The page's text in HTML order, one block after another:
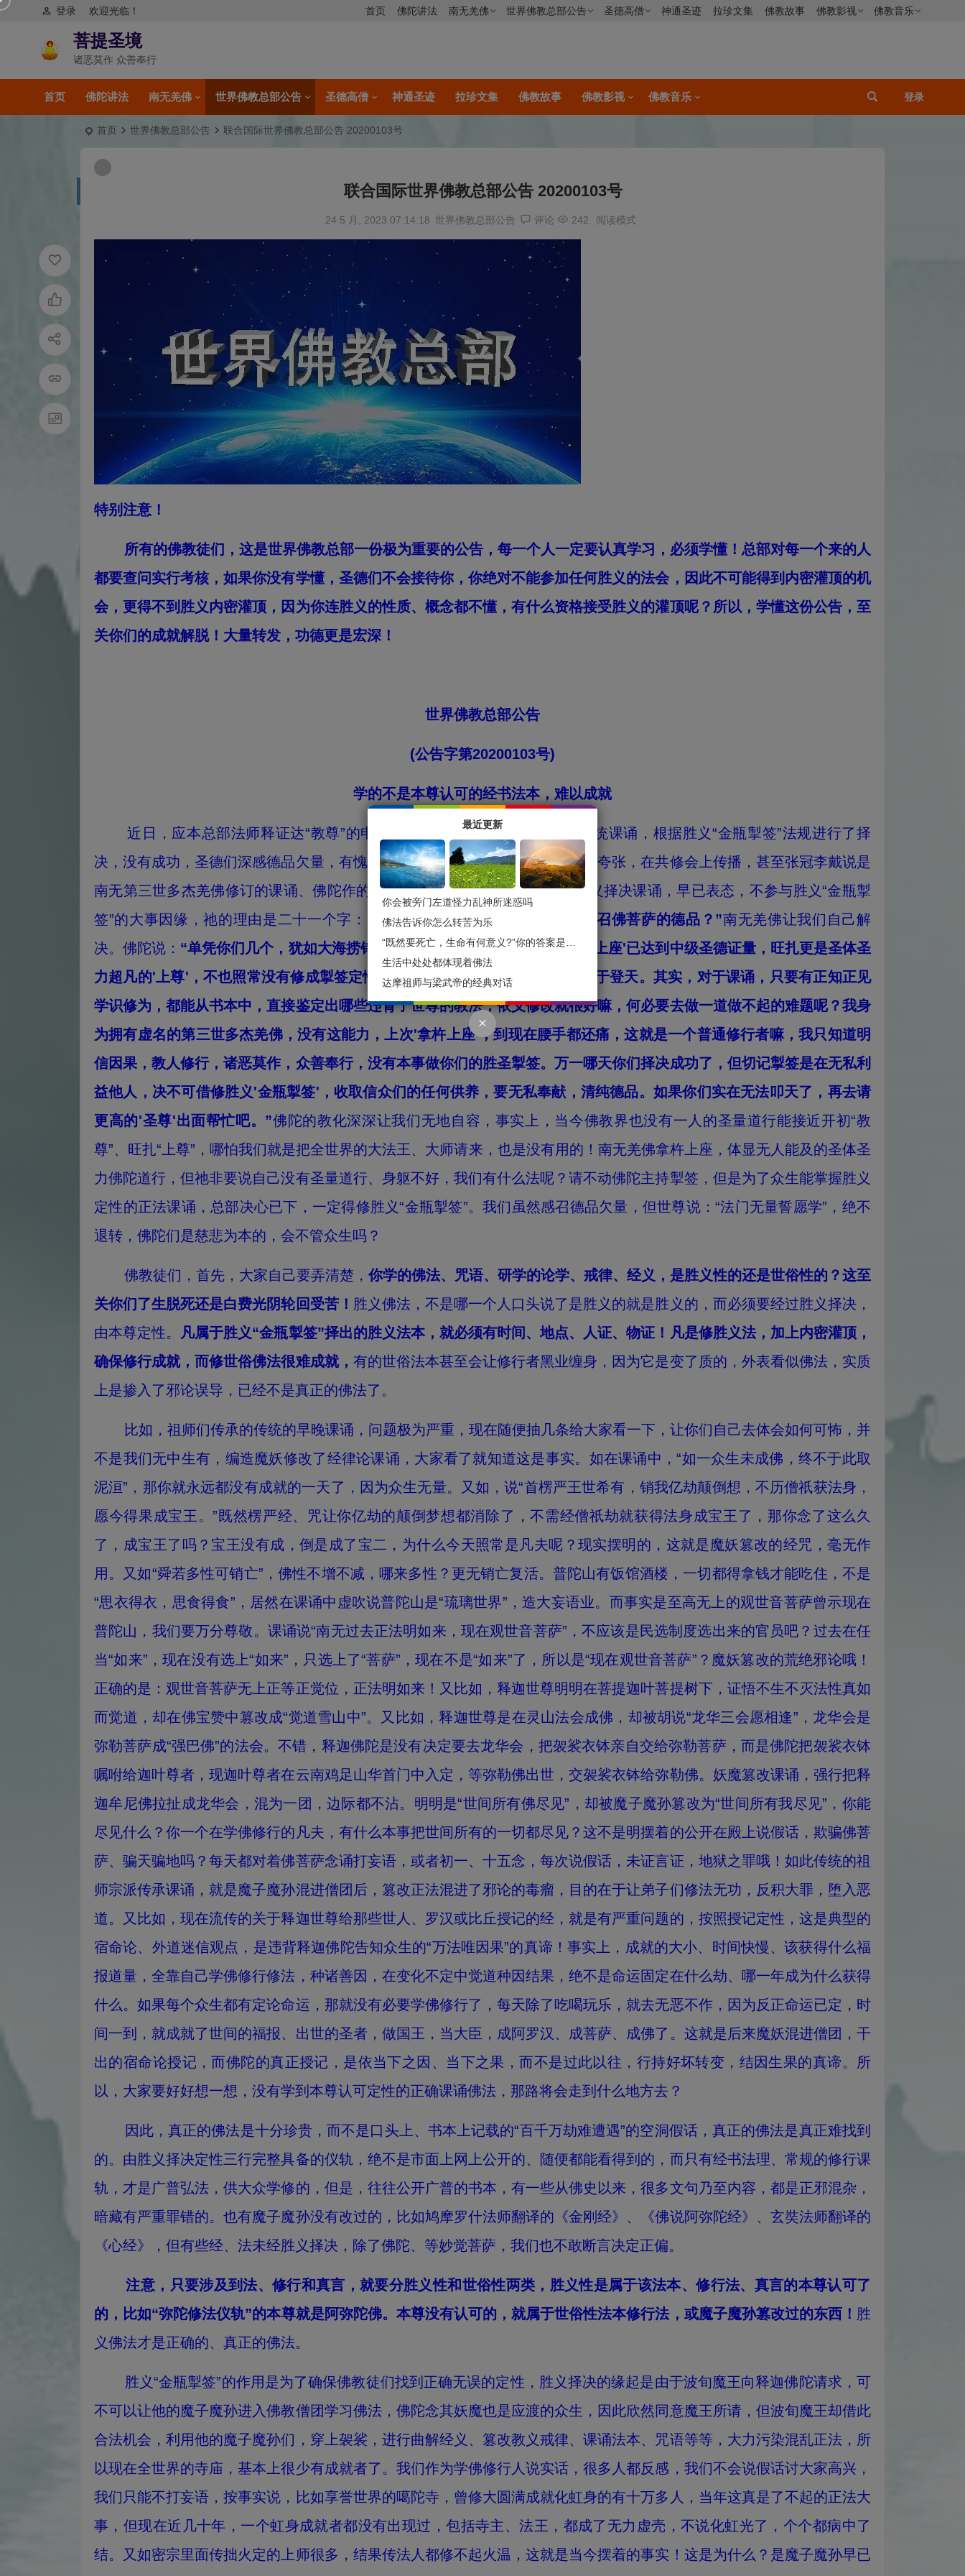
欢迎光临！
登录 首页 佛陀讲法 南无羌佛 世界佛教总部公告 圣德高僧 神通圣迹 拉珍文集 佛教故事 佛教影视 佛教音乐
菩提圣境
诸恶莫作 众善奉行
首页 佛陀讲法 南无羌佛 世界佛教总部公告 圣德高僧 神通圣迹 拉珍文集 佛教故事 佛教影视 佛教音乐 登录
首页 世界佛教总部公告 联合国际世界佛教总部公告 20200103号
联合国际世界佛教总部公告 20200103号
24 5 月, 2023 07:14:18 世界佛教总部公告 评论 242 阅读模式
特别注意！
所有的佛教徒们，这是世界佛教总部一份极为重要的公告，每一个人一定要认真学习，必须学懂！总部对每一个来的人
都要查问实行考核，如果你没有学懂，圣德们不会接待你，你绝对不能参加任何胜义的法会，因此不可能得到内密灌顶的机
会，更得不到胜义内密灌顶，因为你连胜义的性质、概念都不懂，有什么资格接受胜义的灌顶呢？所以，学懂这份公告，至
关你们的成就解脱！大量转发，功德更是宏深！
世界佛教总部公告
(公告字第20200103号)
学的不是本尊认可的经书法本，难以成就
近日，应本总部法师释证达“教尊”的申请，由圣德组的“上尊”们修订了传统课诵，根据胜义“金瓶掣签”法规进行了择
决，没有成功，圣德们深感德品欠量，有愧于佛教徒们。有佛弟子将此信息添加夸张，在共修会上传播，甚至张冠李戴说是
南无第三世多杰羌佛修订的课诵、佛陀作的择决，太不应该了。南无羌佛对胜义择决课诵，早已表态，不参与胜义“金瓶掣
签”的大事因缘，祂的理由是二十一个字：
“我惭愧身躯，无圣量道行，哪有感召佛菩萨的德品？”南无羌佛让我们自己解
决。佛陀说： “单凭你们几个，犹如大海捞针。开初拙火道行早已成功，他'拿杵上座'已达到中级圣德证量，旺扎更是圣体圣
力超凡的'上尊'，不也照常没有修成掣签定性吗？我认为你们想用掣签成功，难于登天。其实，对于课诵，只要有正知正见
学识修为，都能从书本中，直接鉴定出哪些违背了世尊的教法，依义修改就很好嘛，何必要去做一道做不起的难题呢？我身
为拥有虚名的第三世多杰羌佛，没有这能力，上次'拿杵上座'，到现在腰手都还痛，这就是一个普通修行者嘛，我只知道明
信因果，教人修行，诸恶莫作，众善奉行，没有本事做你们的胜圣掣签。万一哪天你们择决成功了，但切记掣签是在无私利
益他人，决不可借修胜义'金瓶掣签'，收取信众们的任何供养，要无私奉献，清纯德品。如果你们实在无法叩天了，再去请
更高的'圣尊'出面帮忙吧。”佛陀的教化深深让我们无地自容，事实上，当今佛教界也没有一人的圣量道行能接近开初“教
尊”、旺扎“上尊”，哪怕我们就是把全世界的大法王、大师请来，也是没有用的！南无羌佛拿杵上座，体显无人能及的圣体圣
力佛陀道行，但祂非要说自己没有圣量道行、身躯不好，我们有什么法呢？请不动佛陀主持掣签，但是为了众生能掌握胜义
定性的正法课诵，总部决心已下，一定得修胜义“金瓶掣签”。我们虽然感召德品欠量，但世尊说：“法门无量誓愿学”，绝不
退转，佛陀们是慈悲为本的，会不管众生吗？
佛教徒们，首先，大家自己要弄清楚， 你学的佛法、咒语、研学的论学、戒律、经义，是胜义性的还是世俗性的？这至
关你们了生脱死还是白费光阴轮回受苦！ 胜义佛法，不是哪一个人口头说了是胜义的就是胜义的，而必须要经过胜义择决，
由本尊定性。
凡属于胜义“金瓶掣签”择出的胜义法本，就必须有时间、地点、人证、物证！凡是修胜义法，加上内密灌顶，
确保修行成就，而修世俗佛法很难成就， 有的世俗法本甚至会让修行者黑业缠身，因为它是变了质的，外表看似佛法，实质
上是掺入了邪论误导，已经不是真正的佛法了。
比如，祖师们传承的传统的早晚课诵，问题极为严重，现在随便抽几条给大家看一下，让你们自己去体会如何可怖，并
不是我们无中生有，编造魔妖修改了经律论课诵，大家看了就知道这是事实。如在课诵中，“如一众生未成佛，终不于此取
泥洹”，那你就永远都没有成就的一天了，因为众生无量。又如，说“首楞严王世希有，销我亿劫颠倒想，不历僧祇获法身，
愿今得果成宝王。”既然楞严经、咒让你亿劫的颠倒梦想都消除了，不需经僧祇劫就获得法身成宝王了，那你念了这么久
了，成宝王了吗？宝王没有成，倒是成了宝二，为什么今天照常是凡夫呢？现实摆明的，这就是魔妖篡改的经咒，毫无作
用。又如“舜若多性可销亡”，佛性不增不减，哪来多性？更无销亡复活。普陀山有饭馆酒楼，一切都得拿钱才能吃住，不是
“思衣得衣，思食得食”，居然在课诵中虚吹说普陀山是“琉璃世界”，造大妄语业。而事实是至高无上的观世音菩萨曾示现在
普陀山，我们要万分尊敬。课诵说“南无过去正法明如来，现在观世音菩萨”，不应该是民选制度选出来的官员吧？过去在任
当“如来”，现在没有选上“如来”，只选上了“菩萨”，现在不是“如来”了，所以是“现在观世音菩萨”？魔妖篡改的荒绝邪论哦！
正确的是：观世音菩萨无上正等正觉位，正法明如来！又比如，释迦世尊明明在菩提迦叶菩提树下，证悟不生不灭法性真如
而觉道，却在佛宝赞中篡改成“觉道雪山中”。又比如，释迦世尊是在灵山法会成佛，却被胡说“龙华三会愿相逢”，龙华会是
弥勒菩萨成“强巴佛”的法会。不错，释迦佛陀是没有决定要去龙华会，把袈裟衣钵亲自交给弥勒菩萨，而是佛陀把袈裟衣钵
嘱咐给迦叶尊者，现迦叶尊者在云南鸡足山华首门中入定，等弥勒佛出世，交袈裟衣钵给弥勒佛。妖魔篡改课诵，强行把释
迦牟尼佛拉扯成龙华会，混为一团，边际都不沾。明明是“世间所有佛尽见”，却被魔子魔孙篡改为“世间所有我尽见”，你能
尽见什么？你一个在学佛修行的凡夫，有什么本事把世间所有的一切都尽见？这不是明摆着的公开在殿上说假话，欺骗佛菩
萨、骗天骗地吗？每天都对着佛菩萨念诵打妄语，或者初一、十五念，每次说假话，未证言证，地狱之罪哦！如此传统的祖
师宗派传承课诵，就是魔子魔孙混进僧团后，篡改正法混进了邪论的毒瘤，目的在于让弟子们修法无功，反积大罪，堕入恶
道。又比如，现在流传的关于释迦世尊给那些世人、罗汉或比丘授记的经，就是有严重问题的，按照授记定性，这是典型的
宿命论、外道迷信观点，是违背释迦佛陀告知众生的“万法唯因果”的真谛！事实上，成就的大小、时间快慢、该获得什么福
报道量，全靠自己学佛修行修法，种诸善因，在变化不定中觉道种因结果，绝不是命运固定在什么劫、哪一年成为什么获得
什么。如果每个众生都有定论命运，那就没有必要学佛修行了，每天除了吃喝玩乐，就去无恶不作，因为反正命运已定，时
间一到，就成就了世间的福报、出世的圣者，做国王，当大臣，成阿罗汉、成菩萨、成佛了。这就是后来魔妖混进僧团，干
出的宿命论授记，而佛陀的真正授记，是依当下之因、当下之果，而不是过此以往，行持好坏转变，结因生果的真谛。所
以，大家要好好想一想，没有学到本尊认可定性的正确课诵佛法，那路将会走到什么地方去？
因此，真正的佛法是十分珍贵，而不是口头上、书本上记载的“百千万劫难遭遇”的空洞假话，真正的佛法是真正难找到
的。由胜义择决定性三行完整具备的仪轨，绝不是市面上网上公开的、随便都能看得到的，而只有经书法理、常规的修行课
轨，才是广普弘法，供大众学修的，但是，往往公开广普的书本，有一些从佛史以来，很多文句乃至内容，都是正邪混杂，
暗藏有严重罪错的。也有魔子魔孙没有改过的，比如鸠摩罗什法师翻译的《金刚经》、《佛说阿弥陀经》、玄奘法师翻译的
《心经》，但有些经、法未经胜义择决，除了佛陀、等妙觉菩萨，我们也不敢断言决定正偏。
注意，只要涉及到法、修行和真言，就要分胜义性和世俗性两类，胜义性是属于该法本、修行法、真言的本尊认可了
的，比如“弥陀修法仪轨”的本尊就是阿弥陀佛。本尊没有认可的，就属于世俗性法本修行法，或魔子魔孙篡改过的东西！ 胜
义佛法才是正确的、真正的佛法。
胜义“金瓶掣签”的作用是为了确保佛教徒们找到正确无误的定性，胜义择决的缘起是由于波旬魔王向释迦佛陀请求，可
不可以让他的魔子魔孙进入佛教僧团学习佛法，佛陀念其妖魔也是应渡的众生，因此欣然同意魔王所请，但波旬魔王却借此
合法机会，利用他的魔子魔孙们，穿上袈裟，进行曲解经义、篡改教义戒律、课诵法本、咒语等等，大力污染混乱正法，所
以现在全世界的寺庙，基本上很少有成就者了。我们作为学佛修行人说实话，很多人都反感，我们不会说假话讨大家高兴，
我们只能不打妄语，按事实说，比如享誉世界的噶陀寺，曾修大圆满成就化虹身的有十万多人，当年这真是了不起的正法大
事，但现在近几十年，一个虹身成就者都没有出现过，包括寺主、法王，都成了无力虚壳，不说化虹光了，个个都病中了
结。又如密宗里面传拙火定的上师很多，结果传法人都修不起火温，这就是当今摆着的事实！这是为什么？是魔子魔孙早已
最近更新
你会被旁门左道怪力乱神所迷惑吗
佛法告诉你怎么转苦为乐
“既然要死亡，生命有何意义?”你的答案是什么？
生活中处处都体现着佛法
达摩祖师与梁武帝的经典对话